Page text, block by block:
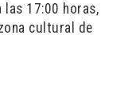
las 17:00 horas,
cultural de